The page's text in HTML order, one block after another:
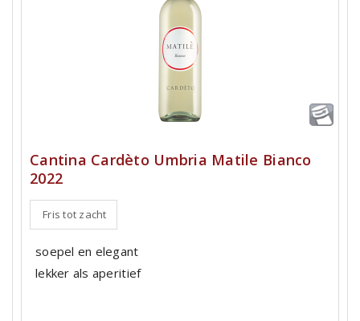
Cantina Cardèto Umbria Matile Bianco
2022
Fris tot zacht
soepel en elegant
lekker als aperitief